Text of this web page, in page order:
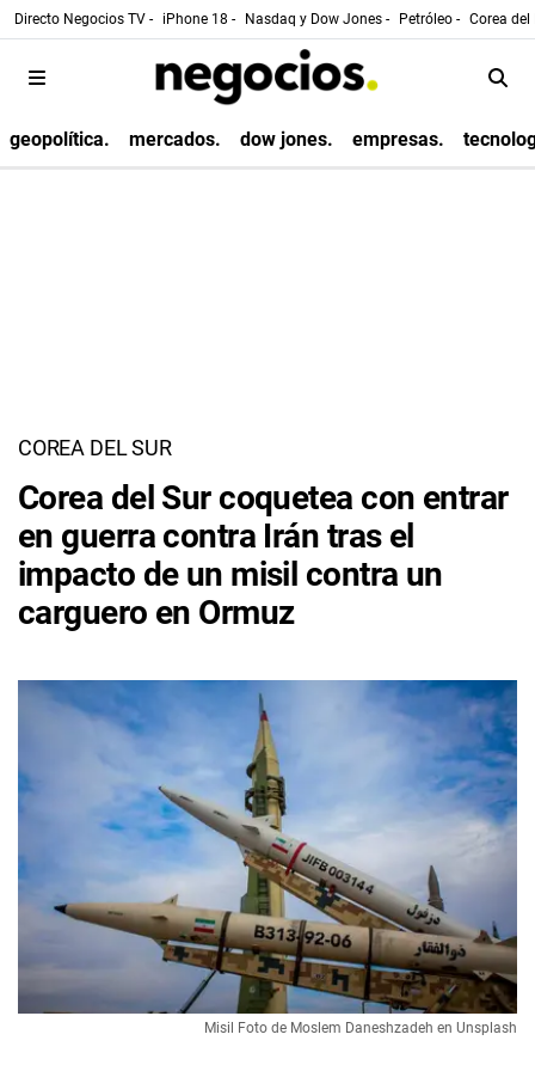
Directo Negocios TV - iPhone 18 - Nasdaq y Dow Jones - Petróleo - Corea
geopolítica. mercados. dow jones. empresas.
COREA DEL SUR
Corea del Sur coquetea con entrar
en guerra contra Irán tras el
impacto de un misil contra un
carguero en Ormuz
Misil Foto de Moslem Daneshzadeh en Unsplash